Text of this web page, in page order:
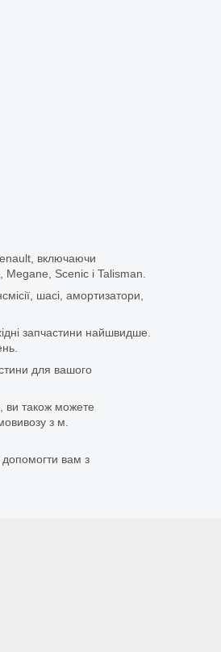
включаючи
Scenic і Talisman.
шасі, амортизатори,
запчастини найшвидше.
для вашого
ви також можете
з м.
допомогти вам з